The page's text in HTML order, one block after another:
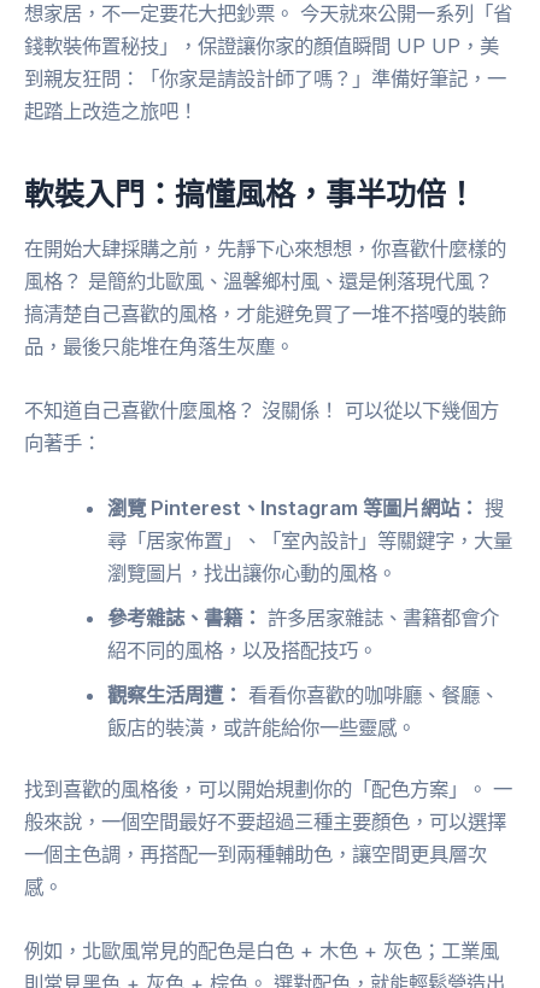
想家居，不一定要花大把鈔票。 今天就來公開一系列「省
錢軟裝佈置秘技」，保證讓你家的顏值瞬間 UP UP，美
到親友狂問：「你家是請設計師了嗎？」準備好筆記，一
起踏上改造之旅吧！
軟裝入門：搞懂風格，事半功倍！
在開始大肆採購之前，先靜下心來想想，你喜歡什麼樣的
風格？ 是簡約北歐風、溫馨鄉村風、還是俐落現代風？
搞清楚自己喜歡的風格，才能避免買了一堆不搭嘎的裝飾
品，最後只能堆在角落生灰塵。
不知道自己喜歡什麼風格？ 沒關係！ 可以從以下幾個方
向著手：
瀏覽 Pinterest、Instagram 等圖片網站： 搜
尋「居家佈置」、「室內設計」等關鍵字，大量
瀏覽圖片，找出讓你心動的風格。
參考雜誌、書籍： 許多居家雜誌、書籍都會介
紹不同的風格，以及搭配技巧。
觀察生活周遭： 看看你喜歡的咖啡廳、餐廳、
飯店的裝潢，或許能給你一些靈感。
找到喜歡的風格後，可以開始規劃你的「配色方案」。 一
般來說，一個空間最好不要超過三種主要顏色，可以選擇
一個主色調，再搭配一到兩種輔助色，讓空間更具層次
感。
例如，北歐風常見的配色是白色 + 木色 + 灰色；工業風